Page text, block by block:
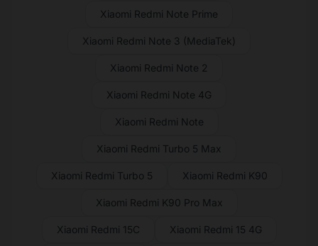
Xiaomi Redmi Note Prime
Xiaomi Redmi Note 3 (MediaTek)
Xiaomi Redmi Note 2
Xiaomi Redmi Note 4G
Xiaomi Redmi Note
Xiaomi Redmi Turbo 5 Max
Xiaomi Redmi Turbo 5 Xiaomi Redmi K90
Xiaomi Redmi K90 Pro Max
Xiaomi Redmi 15C Xiaomi Redmi 15 4G